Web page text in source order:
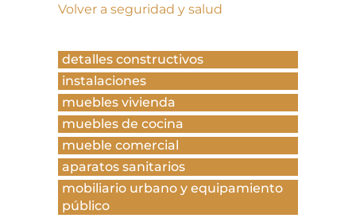
Volver a seguridad y salud
detalles constructivos
instalaciones
muebles vivienda
muebles de cocina
mueble comercial
aparatos sanitarios
mobiliario urbano y equipamiento
público